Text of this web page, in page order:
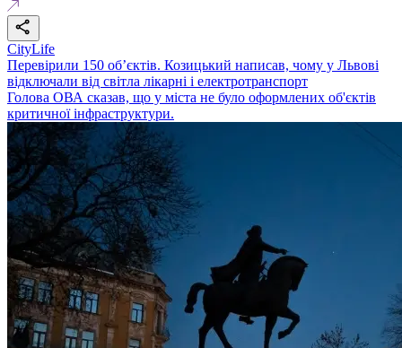
CityLife
Перевірили 150 об’єктів. Козицький написав, чому у Львові
відключали від світла лікарні і електротранспорт
Голова ОВА сказав, що у міста не було оформлених об'єктів
критичної інфраструктури.